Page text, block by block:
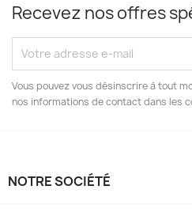
Recevez nos offres
Vous pouvez vous désinscrire à tout
nos informations de contact dans les
NOTRE SOCIÉTÉ